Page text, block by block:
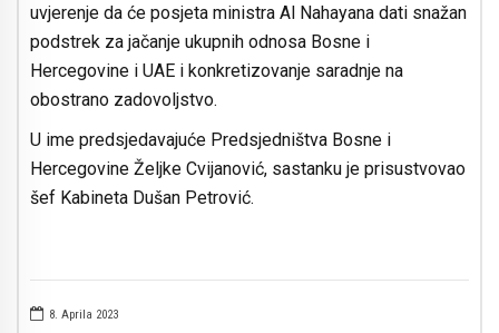
8. Aprila 2023
uvjerenje da će posjeta ministra Al Nahayana dati snažan
podstrek za jačanje ukupnih odnosa Bosne i
Hercegovine i UAE i konkretizovanje saradnje na
obostrano zadovoljstvo.
U ime predsjedavajuće Predsjedništva Bosne i
Hercegovine Željke Cvijanović, sastanku je prisustvovao
šef Kabineta Dušan Petrović.